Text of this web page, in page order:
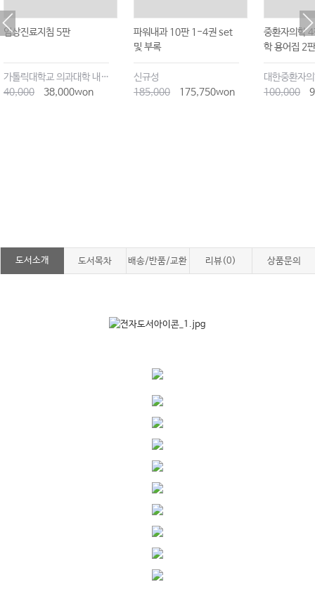
임상진료지침 5판
가톨릭대학교 의과대학 내과학교실
40,000
38,000won
파워내과 10판 1-4권 set
및 부록
신규성
185,000
175,750won
중환자의학
학 용어집 2판
대한중환자
100,000
도서소개 도서목차 배송/반품/교환 리뷰(0) 상품문의